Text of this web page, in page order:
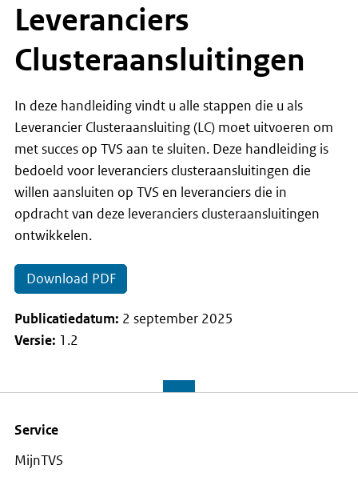
Leveranciers
Clusteraansluitingen
In deze handleiding vindt u alle stappen die u als
Leverancier Clusteraansluiting (LC) moet uitvoeren om
met succes op TVS aan te sluiten. Deze handleiding is
bedoeld voor leveranciers clusteraansluitingen die
willen aansluiten op TVS en leveranciers die in
opdracht van deze leveranciers clusteraansluitingen
ontwikkelen.
Download PDF
Publicatiedatum: 2 september 2025
Versie: 1.2
Service
MijnTVS